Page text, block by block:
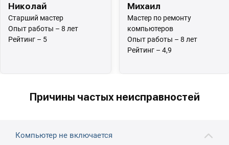
Николай
Старший мастер
Опыт работы – 8 лет
Рейтинг – 5
Михаил
Мастер по ремонту
компьютеров
Опыт работы – 8 лет
Рейтинг – 4,9
Причины частых неисправностей
Компьютер не включается